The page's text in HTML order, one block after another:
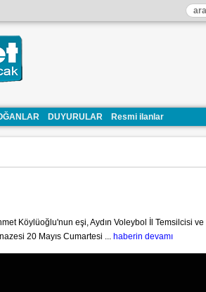
DUYURULAR Resmi ilanlar
Köylüoğlu'nun eşi, Aydın Voleybol İl Temsilcisi
20 Mayıs Cumartesi ... haberin devamı